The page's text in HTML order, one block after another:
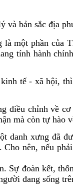
và bản sắc địa
một phần của
tính hành
tế - xã hội,
điều chỉnh về
mà còn tự hào
danh xưng đã
. Cho nên, nếu
Sự đoàn kết,
đang sống